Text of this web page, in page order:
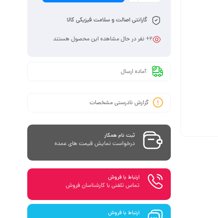
گارانتی اصالت و سلامت فیزیکی کالا
2+ نفر در حال مشاهده این محصول هستند
آماده ارسال
گزارش نادرستی مشخصات
ثبت نام همکار
درخواست نمایش قیمت های عمده
ارتباط با فروش
تماس تلفنی با کارشناسان فروش
ارتباط با فروش